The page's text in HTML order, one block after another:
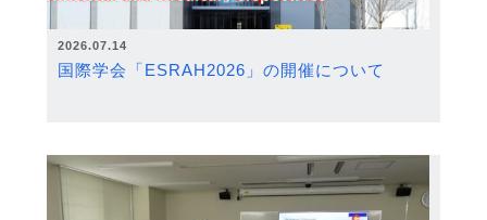
2026.07.14
国際学会「ESRAH2026」の開催について